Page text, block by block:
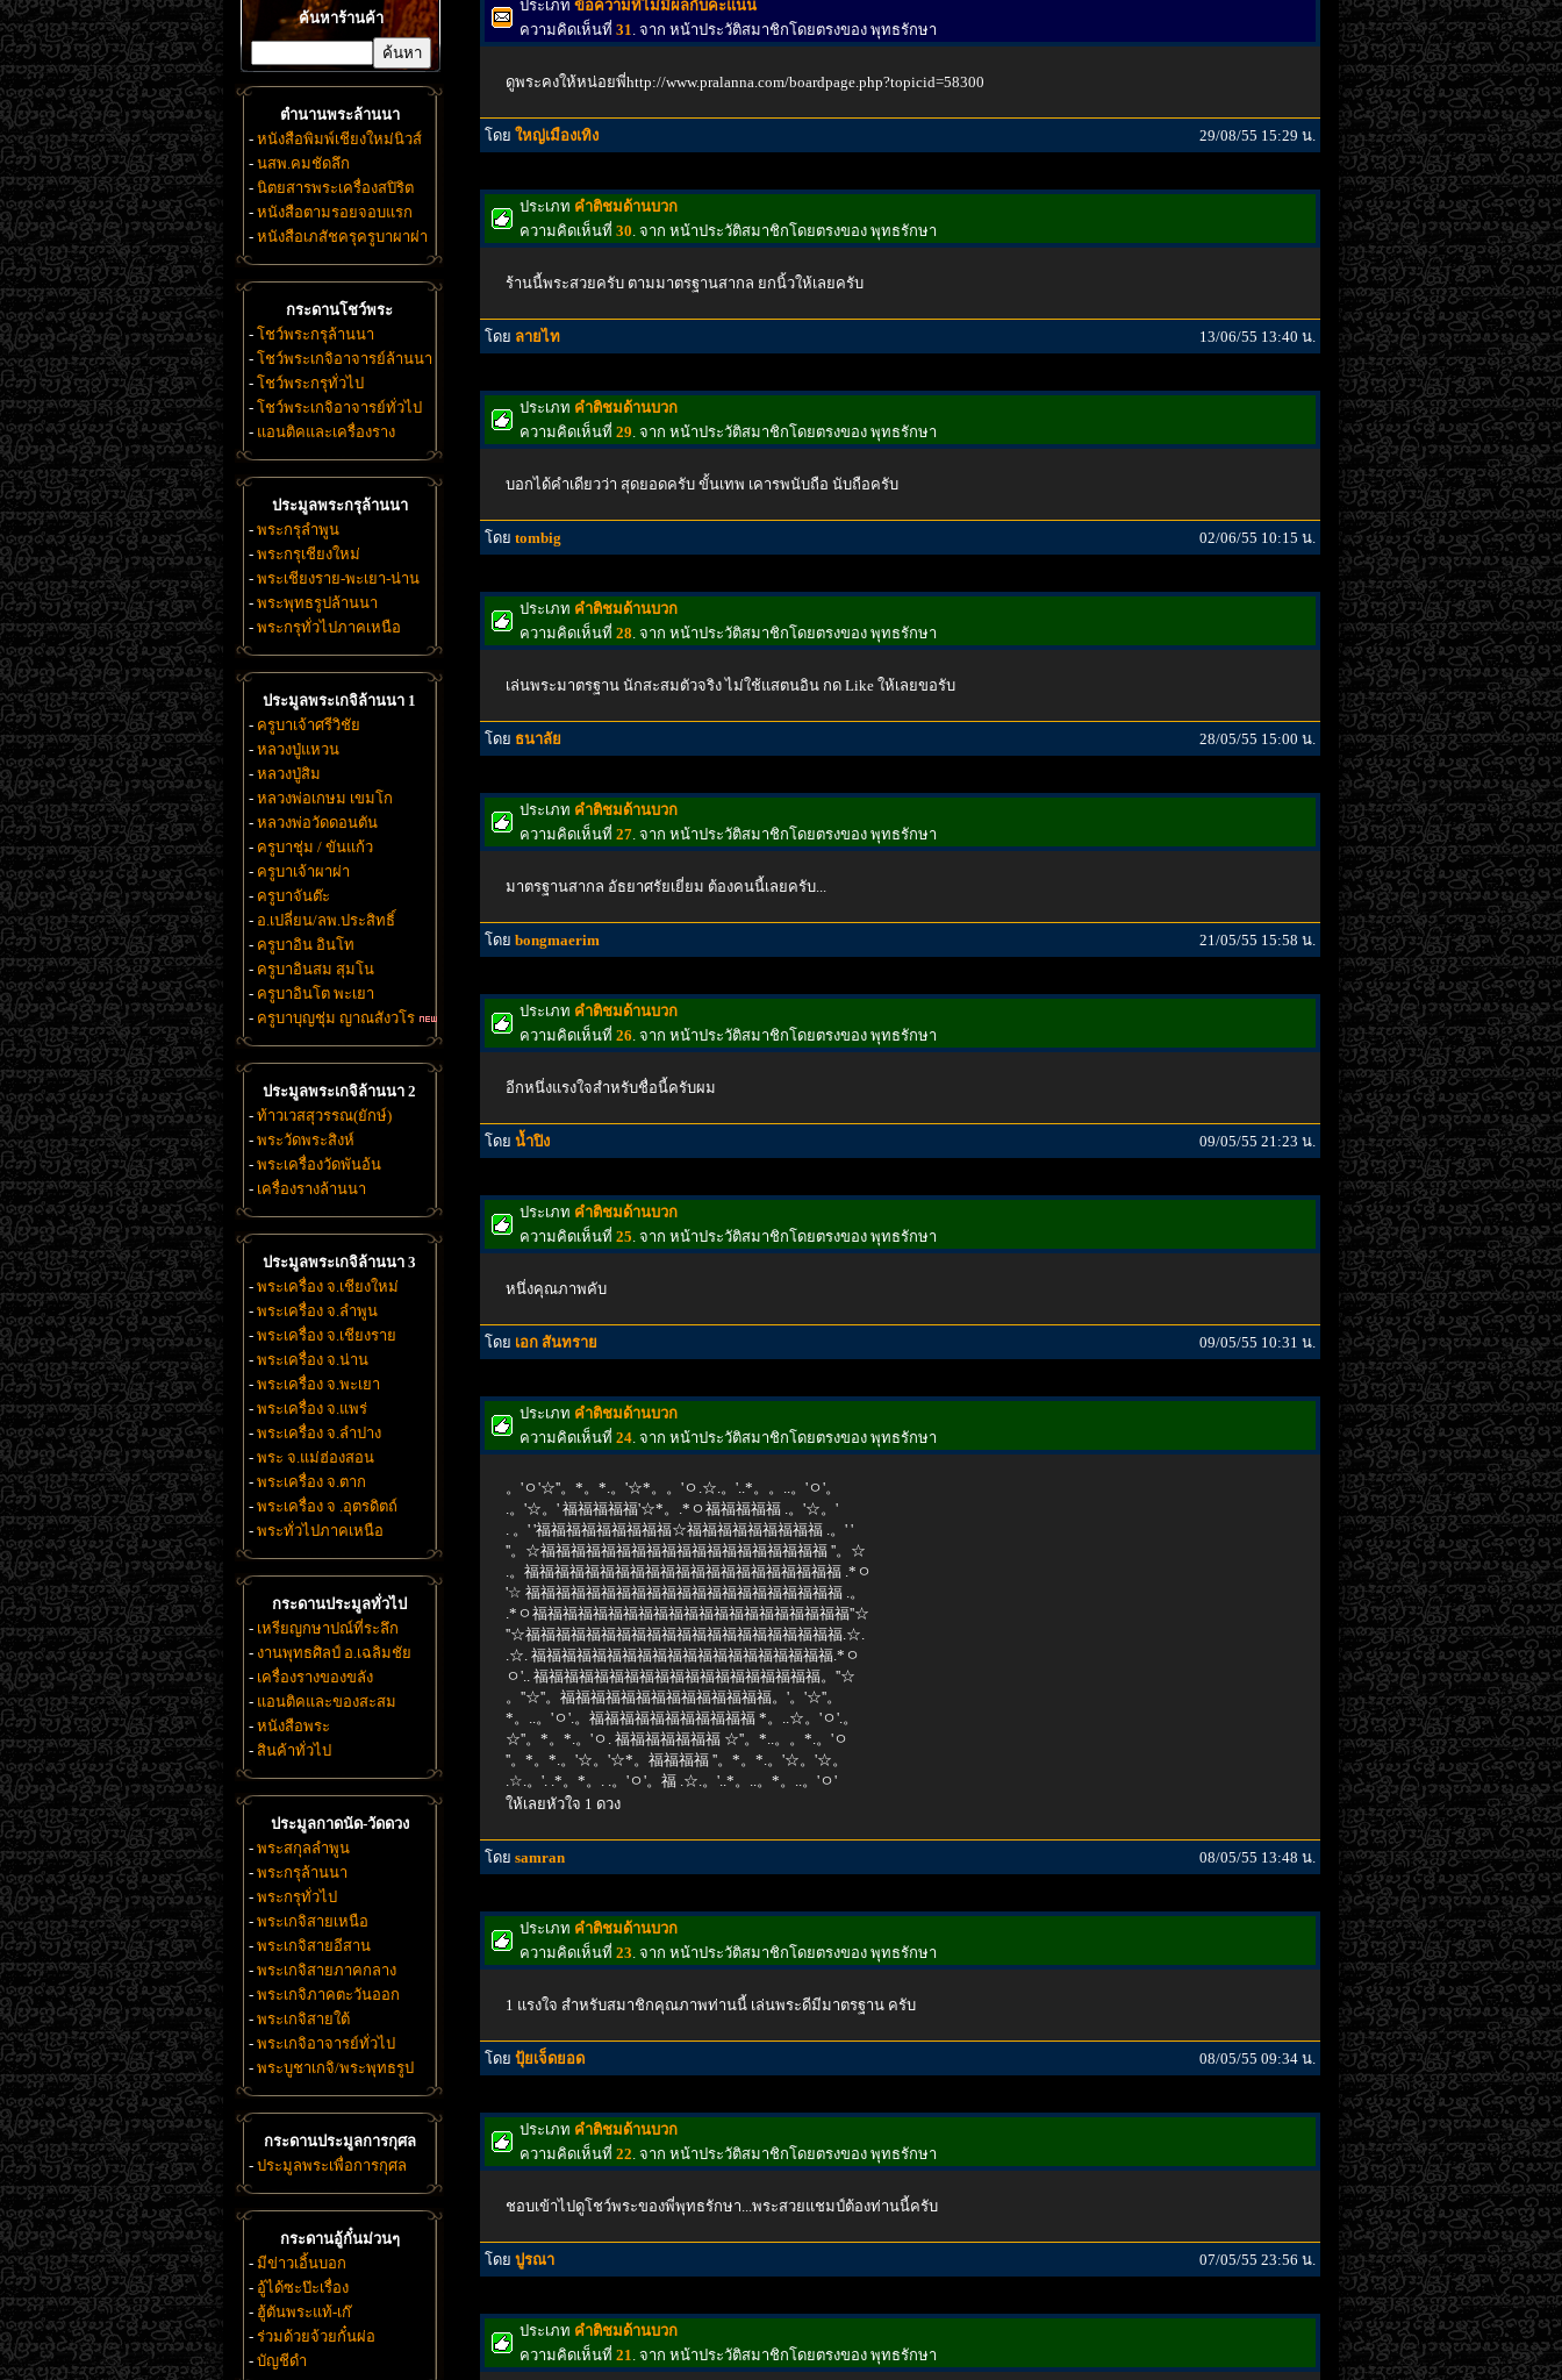
ค้นหาร้านค้า
ตำนานพระล้านนา
- หนังสือพิมพ์เชียงใหม่นิวส์
- นสพ.คมชัดลึก
- นิตยสารพระเครื่องสปิริต
- หนังสือตามรอยจอบแรก
- หนังสือเภสัชครุครูบาผาผ่า
กระดานโชว์พระ
- โชว์พระกรุล้านนา
- โชว์พระเกจิอาจารย์ล้านนา
- โชว์พระกรุทั่วไป
- โชว์พระเกจิอาจารย์ทั่วไป
- แอนติคและเครื่องราง
ประมูลพระกรุล้านนา
- พระกรุลำพูน
- พระกรุเชียงใหม่
- พระเชียงราย-พะเยา-น่าน
- พระพุทธรูปล้านนา
- พระกรุทั่วไปภาคเหนือ
ประมูลพระเกจิล้านนา 1
- ครูบาเจ้าศรีวิชัย
- หลวงปู่แหวน
- หลวงปู่สิม
- หลวงพ่อเกษม เขมโก
- หลวงพ่อวัดดอนตัน
- ครูบาชุ่ม / ขันแก้ว
- ครูบาเจ้าผาผ่า
- ครูบาจันต๊ะ
- อ.เปลี่ยน/ลพ.ประสิทธิ์
- ครูบาอิน อินโท
- ครูบาอินสม สุมโน
- ครูบาอินโต พะเยา
- ครูบาบุญชุ่ม ญาณสังวโร
ประมูลพระเกจิล้านนา 2
- ท้าวเวสสุวรรณ(ยักษ์)
- พระวัดพระสิงห์
- พระเครื่องวัดพันอ้น
- เครื่องรางล้านนา
ประมูลพระเกจิล้านนา 3
- พระเครื่อง จ.เชียงใหม่
- พระเครื่อง จ.ลำพูน
- พระเครื่อง จ.เชียงราย
- พระเครื่อง จ.น่าน
- พระเครื่อง จ.พะเยา
- พระเครื่อง จ.แพร่
- พระเครื่อง จ.ลำปาง
- พระ จ.แม่ฮ่องสอน
- พระเครื่อง จ.ตาก
- พระเครื่อง จ .อุตรดิตถ์
- พระทั่วไปภาคเหนือ
กระดานประมูลทั่วไป
- เหรียญกษาปณ์ที่ระลึก
- งานพุทธศิลป์ อ.เฉลิมชัย
- เครื่องรางของขลัง
- แอนติคและของสะสม
- หนังสือพระ
- สินค้าทั่วไป
ประมูลกาดนัด-วัดดวง
- พระสกุลลำพูน
- พระกรุล้านนา
- พระกรุทั่วไป
- พระเกจิสายเหนือ
- พระเกจิสายอีสาน
- พระเกจิสายภาคกลาง
- พระเกจิภาคตะวันออก
- พระเกจิสายใต้
- พระเกจิอาจารย์ทั่วไป
- พระบูชาเกจิ/พระพุทธรูป
กระดานประมูลการกุศล
- ประมูลพระเพื่อการกุศล
กระดานอู้กั๋นม่วนๆ
- มีข่าวเอิ้นบอก
- อู้ได้ซะป๊ะเรื่อง
- ฮู้ตันพระแท้-เก๊
- ร่วมด้วยจ้วยกั๋นผ่อ
- บัญชีดำ
ประเภท ข้อความที่ไม่มีผลกับคะแนน
ความคิดเห็นที่ 31. จาก หน้าประวัติสมาชิกโดยตรงของ พุทธรักษา
ดูพระคงให้หน่อยพี่http://www.pralanna.com/boardpage.php?topicid=58300
โดย ใหญ่เมืองเทิง 29/08/55 15:29 น.
ประเภท คำติชมด้านบวก
ความคิดเห็นที่ 30. จาก หน้าประวัติสมาชิกโดยตรงของ พุทธรักษา
ร้านนี้พระสวยครับ ตามมาตรฐานสากล ยกนิ้วให้เลยครับ
โดย ลายไท 13/06/55 13:40 น.
ประเภท คำติชมด้านบวก
ความคิดเห็นที่ 29. จาก หน้าประวัติสมาชิกโดยตรงของ พุทธรักษา
บอกได้คำเดียวว่า สุดยอดครับ ขั้นเทพ เคารพนับถือ นับถือครับ
โดย tombig 02/06/55 10:15 น.
ประเภท คำติชมด้านบวก
ความคิดเห็นที่ 28. จาก หน้าประวัติสมาชิกโดยตรงของ พุทธรักษา
เล่นพระมาตรฐาน นักสะสมตัวจริง ไม่ใช้แสตนอิน กด Like ให้เลยขอรับ
โดย ธนาลัย 28/05/55 15:00 น.
ประเภท คำติชมด้านบวก
ความคิดเห็นที่ 27. จาก หน้าประวัติสมาชิกโดยตรงของ พุทธรักษา
มาตรฐานสากล อัธยาศรัยเยี่ยม ต้องคนนี้เลยครับ...
โดย bongmaerim 21/05/55 15:58 น.
ประเภท คำติชมด้านบวก
ความคิดเห็นที่ 26. จาก หน้าประวัติสมาชิกโดยตรงของ พุทธรักษา
อีกหนึ่งแรงใจสำหรับชื่อนี้ครับผม
โดย น้ำปิง 09/05/55 21:23 น.
ประเภท คำติชมด้านบวก
ความคิดเห็นที่ 25. จาก หน้าประวัติสมาชิกโดยตรงของ พุทธรักษา
หนึ่งคุณภาพคับ
โดย เอก สันทราย 09/05/55 10:31 น.
ประเภท คำติชมด้านบวก
ความคิดเห็นที่ 24. จาก หน้าประวัติสมาชิกโดยตรงของ พุทธรักษา
。'ㅇ'☆''。*。*.。'☆*。。'ㅇ.☆.。'..*。。..。'ㅇ'。
.。'☆。' 福福福福福'☆*。.*ㅇ福福福福福 .。'☆。'
. 。' '福福福福福福福福福☆福福福福福福福福福 .。' '
''。☆福福福福福福福福福福福福福福福福福福福 ''。☆
.。福福福福福福福福福福福福福福福福福福福福福 .*ㅇ
'☆ 福福福福福福福福福福福福福福福福福福福福福 .。
.*ㅇ福福福福福福福福福福福福福福福福福福福福福''☆
''☆福福福福福福福福福福福福福福福福福福福福福.☆.
.☆. 福福福福福福福福福福福福福福福福福福福福.*ㅇ
ㅇ'.. 福福福福福福福福福福福福福福福福福福福。''☆
。''☆''。福福福福福福福福福福福福福福。'。'☆''。
*。..。'ㅇ'.。福福福福福福福福福福福 *。..☆。'ㅇ'.。
☆''。*。*.。'ㅇ. 福福福福福福福 ☆''。*..。。*.。'ㅇ
''。*。*.。'☆。'☆*。福福福福 ''。*。*.。'☆。'☆。
.☆.。'. .*。*。. .。'ㅇ'。福 .☆.。'..*。..。*。..。'ㅇ'
ให้เลยหัวใจ 1 ดวง
โดย samran 08/05/55 13:48 น.
ประเภท คำติชมด้านบวก
ความคิดเห็นที่ 23. จาก หน้าประวัติสมาชิกโดยตรงของ พุทธรักษา
1 แรงใจ สำหรับสมาชิกคุณภาพท่านนี้ เล่นพระดีมีมาตรฐาน ครับ
โดย ปุ้ยเจ็ดยอด 08/05/55 09:34 น.
ประเภท คำติชมด้านบวก
ความคิดเห็นที่ 22. จาก หน้าประวัติสมาชิกโดยตรงของ พุทธรักษา
ชอบเข้าไปดูโชว์พระของพี่พุทธรักษา...พระสวยแชมป์ต้องท่านนี้ครับ
โดย ปูรณา 07/05/55 23:56 น.
ประเภท คำติชมด้านบวก
ความคิดเห็นที่ 21. จาก หน้าประวัติสมาชิกโดยตรงของ พุทธรักษา